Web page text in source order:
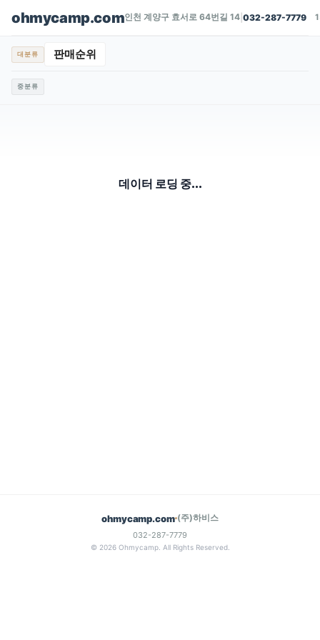
ohmycamp.com인천 계양구 효서로 64번길 14 |032-287-7779
대분류 판매순위
중분류
데이터 로딩 중...
ohmycamp.com (주)하비스
032-287-7779
© 2026 Ohmycamp. All Rights Reserved.